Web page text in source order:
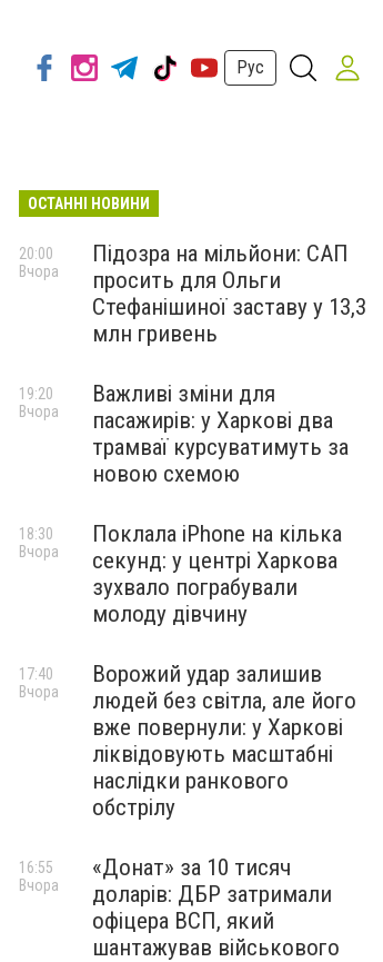
Рус
ОСТАННІ НОВИНИ
Підозра на мільйони: САП
просить для Ольги
Стефанішиної заставу у 13,3
млн гривень
20:00
Вчора
Важливі зміни для
пасажирів: у Харкові два
трамваї курсуватимуть за
новою схемою
19:20
Вчора
Поклала iPhone на кілька
секунд: у центрі Харкова
зухвало пограбували
молоду дівчину
18:30
Вчора
Ворожий удар залишив
людей без світла, але його
вже повернули: у Харкові
ліквідовують масштабні
наслідки ранкового
обстрілу
17:40
Вчора
«Донат» за 10 тисяч
доларів: ДБР затримали
офіцера ВСП, який
шантажував військового
16:55
Вчора